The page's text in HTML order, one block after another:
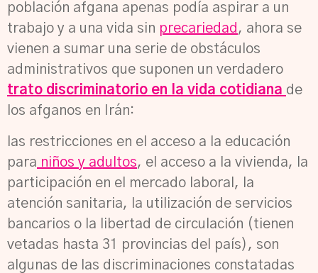
población afgana apenas podía aspirar a un
trabajo y a una vida sin precariedad , ahora se
vienen a sumar una serie de obstáculos
administrativos que suponen un verdadero
trato discriminatorio en la vida cotidiana de
los afganos en Irán:
las restricciones en el acceso a la educación
para niños y adultos, el acceso a la vivienda, la
participación en el mercado laboral, la
atención sanitaria, la utilización de servicios
bancarios o la libertad de circulación (tienen
vetadas hasta 31 provincias del país), son
algunas de las discriminaciones constatadas